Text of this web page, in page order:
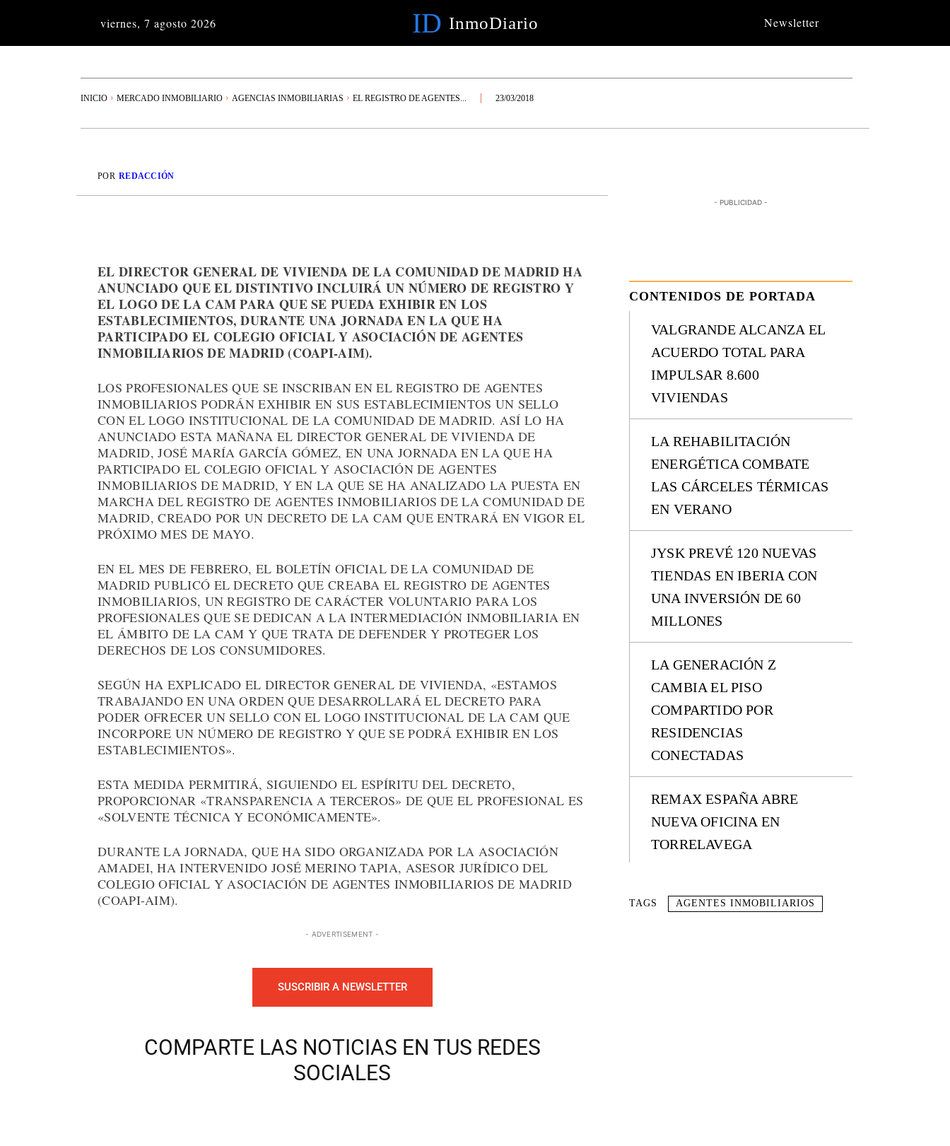
viernes, 7 agosto 2026 ID InmoDiario Newsletter
INICIO MERCADO INMOBILIARIO AGENCIAS INMOBILIARIAS EL REGISTRO DE AGENTES... 23/03/2018
POR REDACCIÓN
EL DIRECTOR GENERAL DE VIVIENDA DE LA COMUNIDAD DE MADRID HA
ANUNCIADO QUE EL DISTINTIVO INCLUIRÁ UN NÚMERO DE REGISTRO Y
EL LOGO DE LA CAM PARA QUE SE PUEDA EXHIBIR EN LOS
ESTABLECIMIENTOS, DURANTE UNA JORNADA EN LA QUE HA
PARTICIPADO EL COLEGIO OFICIAL Y ASOCIACIÓN DE AGENTES
INMOBILIARIOS DE MADRID (COAPI-AIM).
LOS PROFESIONALES QUE SE INSCRIBAN EN EL REGISTRO DE AGENTES
INMOBILIARIOS PODRÁN EXHIBIR EN SUS ESTABLECIMIENTOS UN SELLO
CON EL LOGO INSTITUCIONAL DE LA COMUNIDAD DE MADRID. ASÍ LO HA
ANUNCIADO ESTA MAÑANA EL DIRECTOR GENERAL DE VIVIENDA DE
MADRID, JOSÉ MARÍA GARCÍA GÓMEZ, EN UNA JORNADA EN LA QUE HA
PARTICIPADO EL COLEGIO OFICIAL Y ASOCIACIÓN DE AGENTES
INMOBILIARIOS DE MADRID, Y EN LA QUE SE HA ANALIZADO LA PUESTA EN
MARCHA DEL REGISTRO DE AGENTES INMOBILIARIOS DE LA COMUNIDAD DE
MADRID, CREADO POR UN DECRETO DE LA CAM QUE ENTRARÁ EN VIGOR EL
PRÓXIMO MES DE MAYO.
EN EL MES DE FEBRERO, EL BOLETÍN OFICIAL DE LA COMUNIDAD DE
MADRID PUBLICÓ EL DECRETO QUE CREABA EL REGISTRO DE AGENTES
INMOBILIARIOS, UN REGISTRO DE CARÁCTER VOLUNTARIO PARA LOS
PROFESIONALES QUE SE DEDICAN A LA INTERMEDIACIÓN INMOBILIARIA EN
EL ÁMBITO DE LA CAM Y QUE TRATA DE DEFENDER Y PROTEGER LOS
DERECHOS DE LOS CONSUMIDORES.
SEGÚN HA EXPLICADO EL DIRECTOR GENERAL DE VIVIENDA, «ESTAMOS
TRABAJANDO EN UNA ORDEN QUE DESARROLLARÁ EL DECRETO PARA
PODER OFRECER UN SELLO CON EL LOGO INSTITUCIONAL DE LA CAM QUE
INCORPORE UN NÚMERO DE REGISTRO Y QUE SE PODRÁ EXHIBIR EN LOS
ESTABLECIMIENTOS».
ESTA MEDIDA PERMITIRÁ, SIGUIENDO EL ESPÍRITU DEL DECRETO,
PROPORCIONAR «TRANSPARENCIA A TERCEROS» DE QUE EL PROFESIONAL ES
«SOLVENTE TÉCNICA Y ECONÓMICAMENTE».
DURANTE LA JORNADA, QUE HA SIDO ORGANIZADA POR LA ASOCIACIÓN
AMADEI, HA INTERVENIDO JOSÉ MERINO TAPIA, ASESOR JURÍDICO DEL
COLEGIO OFICIAL Y ASOCIACIÓN DE AGENTES INMOBILIARIOS DE MADRID
(COAPI-AIM).
- ADVERTISEMENT -
SUSCRIBIR A NEWSLETTER
COMPARTE LAS NOTICIAS EN TUS REDES
SOCIALES
- PUBLICIDAD -
CONTENIDOS DE PORTADA
VALGRANDE ALCANZA EL
ACUERDO TOTAL PARA
IMPULSAR 8.600
VIVIENDAS
LA REHABILITACIÓN
ENERGÉTICA COMBATE
LAS CÁRCELES TÉRMICAS
EN VERANO
JYSK PREVÉ 120 NUEVAS
TIENDAS EN IBERIA CON
UNA INVERSIÓN DE 60
MILLONES
LA GENERACIÓN Z
CAMBIA EL PISO
COMPARTIDO POR
RESIDENCIAS
CONECTADAS
REMAX ESPAÑA ABRE
NUEVA OFICINA EN
TORRELAVEGA
TAGS AGENTES INMOBILIARIOS